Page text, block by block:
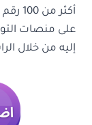
على منصات
إليه من خلال